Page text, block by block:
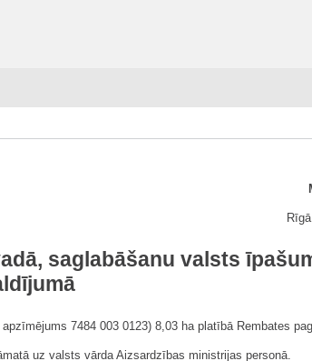
saglabāšanu valsts
7484 003 0123) 8,03 ha platībā Rembates
uz valsts vārda Aizsardzības ministrijas personā.